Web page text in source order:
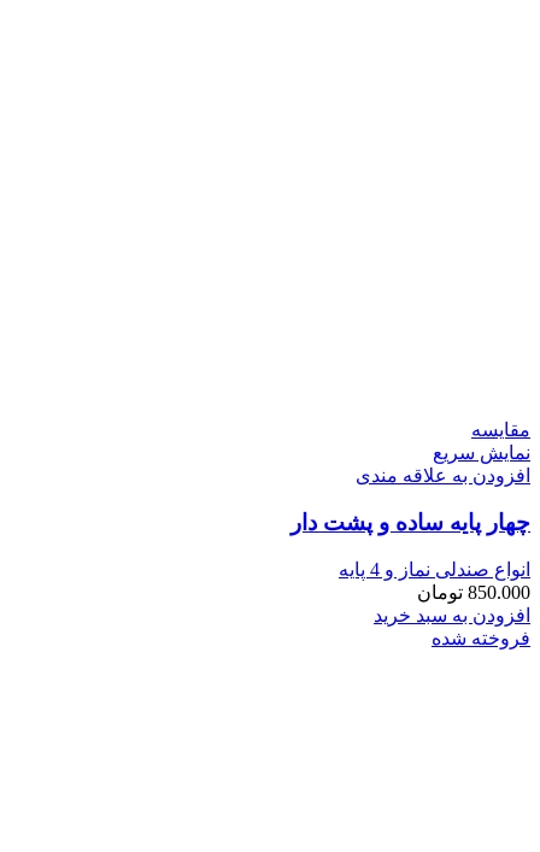
مقايسه
نمایش سریع
افزودن به علاقه مندی
چهار پايه ساده و پشت دار
انواع صندلی نماز و 4 پایه
850.000 تومان
افزودن به سبد خرید
فروخته شده